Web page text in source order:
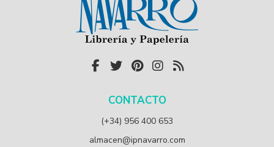
CONTACTO
(+34) 956 400 653
almacen@ipnavarro.com